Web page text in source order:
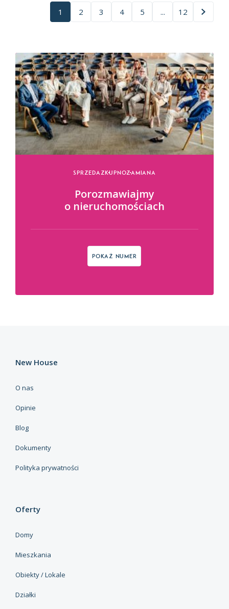
1 2 3 4 5 ... 12
SprzedazKupnoZamiana
Porozmawiajmy
o nieruchomościach
Pokaż numer
New House
O nas
Opinie
Blog
Dokumenty
Polityka prywatności
Oferty
Domy
Mieszkania
Obiekty / Lokale
Działki